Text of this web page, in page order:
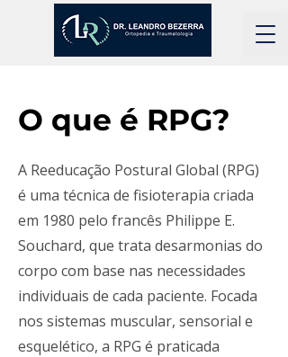
O que é RPG?
A Reeducação Postural Global (RPG)
é uma técnica de fisioterapia criada
em 1980 pelo francês Philippe E.
Souchard, que trata desarmonias do
corpo com base nas necessidades
individuais de cada paciente. Focada
nos sistemas muscular, sensorial e
esquelético, a RPG é praticada